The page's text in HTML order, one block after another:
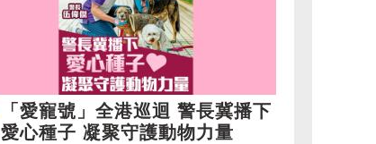
「愛寵號」全港巡迴 警長冀播下
愛心種子 凝聚守護動物力量